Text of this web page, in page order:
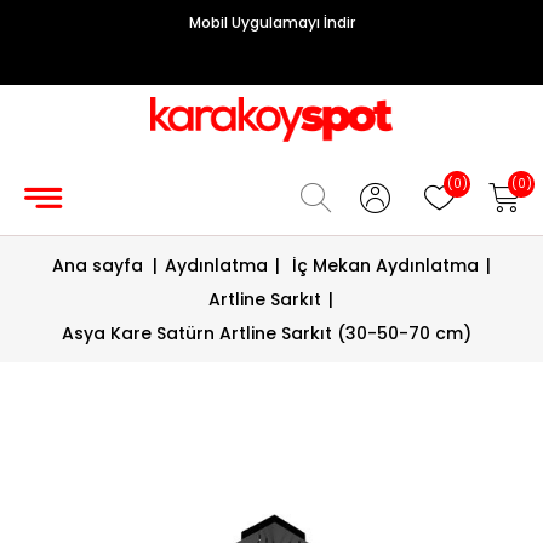
Mobil Uygulamayı İndir
(0) (0)
Grup
Sigorta/
Şalt
Enerji
Ana sayfa | Aydınlatma | İç Mekan Aydınlatma |
Artline Sarkıt |
Asya Kare Satürn Artline Sarkıt (30-50-70 cm)